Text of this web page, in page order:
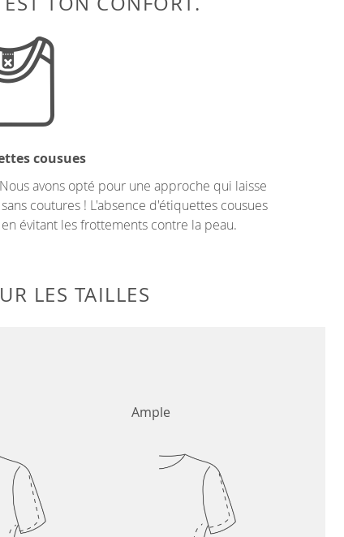
cousues
avons opté pour une approche qui laisse
coutures ! L'absence d'étiquettes cousues
évitant les frottements contre la peau.
LES TAILLES
Ample